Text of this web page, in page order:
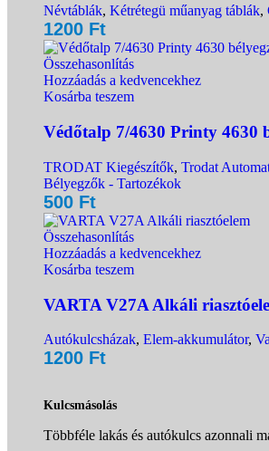
Névtáblák, Kétrétegü műanyag táblák,
1200 Ft
Összehasonlítás
Hozzáadás a kedvencekhez
Kosárba teszem
Védőtalp 7/4630 Printy 4630
TRODAT Kiegészítők, Trodat
Bélyegzők - Tartozékok
500 Ft
Összehasonlítás
Hozzáadás a kedvencekhez
Kosárba teszem
VARTA V27A Alkáli
Autókulcsházak, Elem-akkumulátor,
1200 Ft
Kulcsmásolás
Többféle lakás és autókulcs azonnali